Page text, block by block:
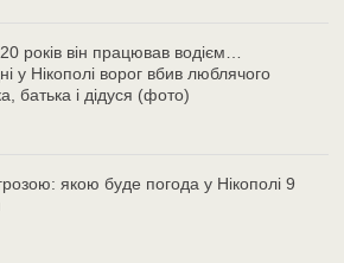
років він працював водієм…
у Нікополі ворог вбив люблячого
батька і дідуся (фото)
якою буде погода у Нікополі 9